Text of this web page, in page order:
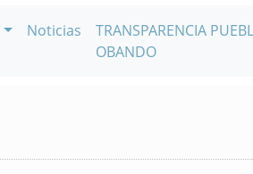
Noticias
TRANSPARENCIA
OBANDO